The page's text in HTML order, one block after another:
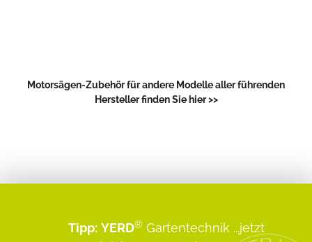
Motorsägen-Zubehör für andere Modelle aller führenden
Hersteller finden Sie hier >>
Tipp: YERD® Gartentechnik ...jetzt